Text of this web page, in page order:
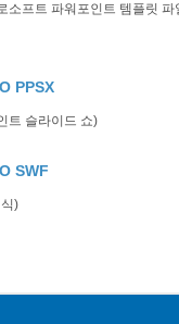
소프트 파워포인트 템플릿 파
PPSX
트 슬라이드 쇼)
SWF
)